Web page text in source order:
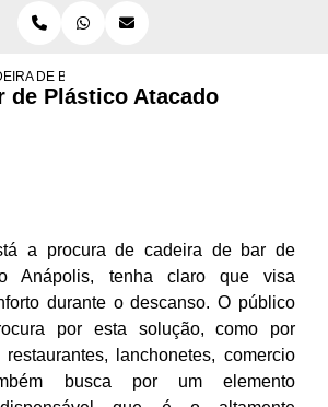
DE BAR DE PLÁSTICO ATACADO ANÁPOLIS
de Plástico Atacado
a procura de cadeira de bar de
Anápolis, tenha claro que visa
durante o descanso. O público
por esta solução, como por
lanchonetes, comercio
busca por um elemento